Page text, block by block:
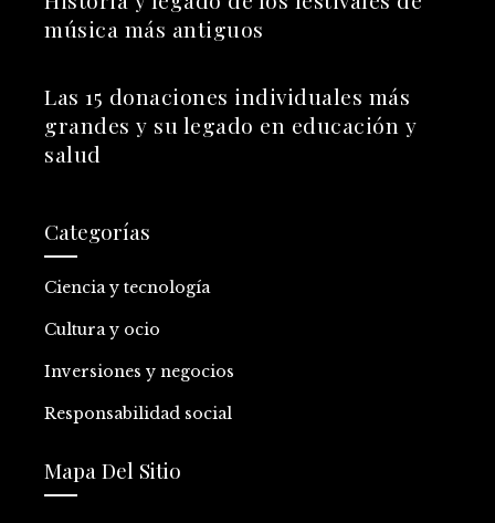
música más antiguos
Las 15 donaciones individuales más
grandes y su legado en educación y
salud
Categorías
Ciencia y tecnología
Cultura y ocio
Inversiones y negocios
Responsabilidad social
Mapa Del Sitio